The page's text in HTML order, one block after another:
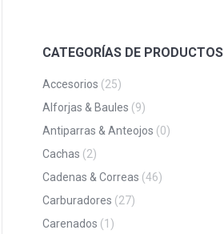
CATEGORÍAS DE PRODUCTOS
Accesorios (25)
Alforjas & Baules (9)
Antiparras & Anteojos (0)
Cachas (2)
Cadenas & Correas (46)
Carburadores (27)
Carenados (1)